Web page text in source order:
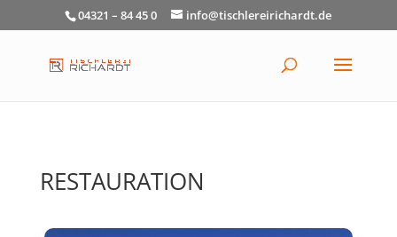
04321 – 84 45 0 info@tischlereirichardt.de
RESTAURATION